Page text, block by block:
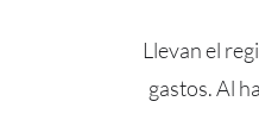
Llevan el
gastos. Al